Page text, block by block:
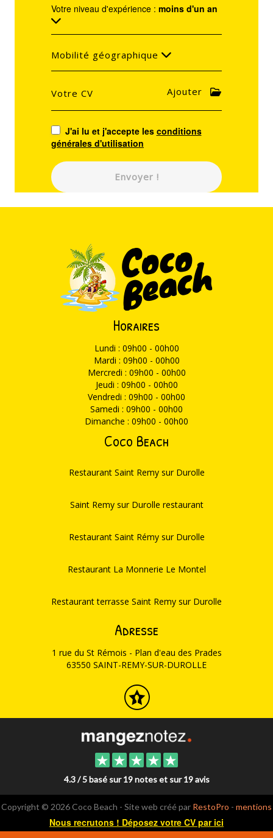
Votre niveau d'expérience : moins d'un an
Mobilité géographique
Votre CV Ajouter
J'ai lu et j'accepte les conditions
générales d'utilisation
Envoyer !
Horaires
Lundi : 09h00 - 00h00
Mardi : 09h00 - 00h00
Mercredi : 09h00 - 00h00
Jeudi : 09h00 - 00h00
Vendredi : 09h00 - 00h00
Samedi : 09h00 - 00h00
Dimanche : 09h00 - 00h00
Coco Beach
Restaurant Saint Remy sur Durolle
Saint Remy sur Durolle restaurant
Restaurant Saint Rémy sur Durolle
Restaurant La Monnerie Le Montel
Restaurant terrasse Saint Remy sur Durolle
Adresse
1 rue du St Rémois - Plan d'eau des Prades
63550 SAINT-REMY-SUR-DUROLLE
4.3 / 5 basé sur 19 notes et sur 19 avis
Copyright © 2026 Coco Beach - Site web créé par RestoPro - mentions
légales
Nous recrutons ! Déposez votre CV par ici